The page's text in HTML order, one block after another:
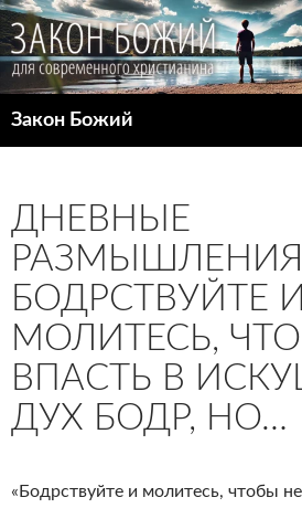
Закон Божий
ДНЕВНЫЕ
БОДРСТВУЙТЕ И
МОЛИТЕСЬ,
ВПАСТЬ В
ДУХ БОДР, НО…
«Бодрствуйте и молитесь, чтобы